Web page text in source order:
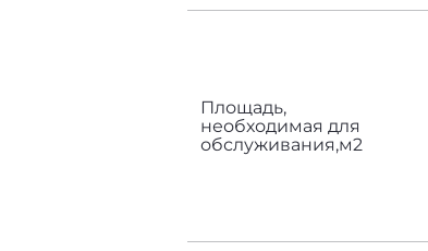
Площадь,
необходимая для
обслуживания,м2